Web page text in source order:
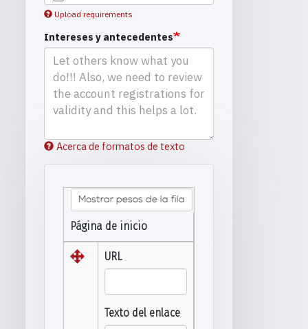
Upload requirements
Intereses y antecedentes
Acerca de formatos de texto
Mostrar pesos de la fila
Página de inicio
URL
Texto del enlace